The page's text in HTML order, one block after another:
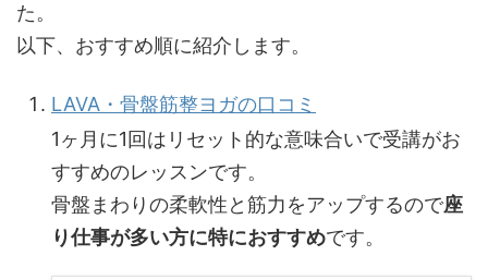
た。
以下、おすすめ順に紹介します。
LAVA・骨盤筋整ヨガの口コミ
1ヶ月に1回はリセット的な意味合いで受講がお
すすめのレッスンです。
骨盤まわりの柔軟性と筋力をアップするので座
り仕事が多い方に特におすすめです。